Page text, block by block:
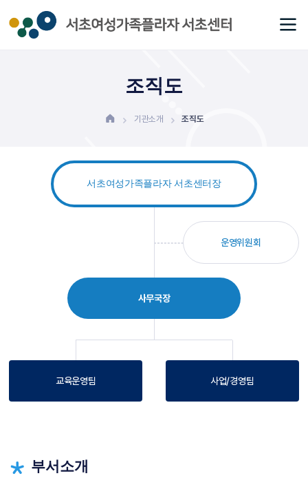
조직도
기관소개 조직도
서초여성가족플라자 서초센터장
운영위원회
사무국장
교육운영팀 사업/경영팀
부서소개